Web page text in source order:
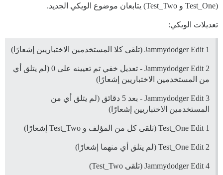
(Test_One و Test_Two) يتابعان موضوع الويكي الجديد.
تعديلات الويكي:
Jammydodger Edit 1 (تلقى كلا المستخدمين الاختباريين إشعارًا)
Jammydodger Edit 2 - تعديل خفي تم تعيينه على 0 (لم يتلق أي
من المستخدمين الاختباريين إشعارًا)
Jammydodger Edit 3 - بعد 5 دقائق (لم يتلق أي من
المستخدمين الاختباريين إشعارًا)
Test_One Edit 1 (تلقى كل من المؤلف و Test_Two إشعارًا)
Test_One Edit 2 (لم يتلق أي منهما إشعارًا)
Jammydodger Edit 4 (تلقى Test_Two)